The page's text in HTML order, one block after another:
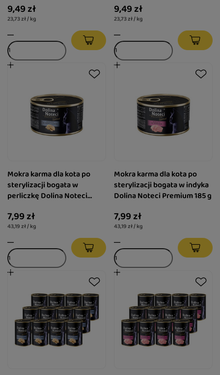
9,49 zł
23,73 zł / kg
9,49 zł
23,73 zł / kg
Mokra karma dla kota po
sterylizacji bogata w
perliczkę Dolina Noteci
7,99 zł
43,19 zł / kg
Mokra karma dla kota po
sterylizacji bogata w indyka
Dolina Noteci Premium 185 g
7,99 zł
43,19 zł / kg